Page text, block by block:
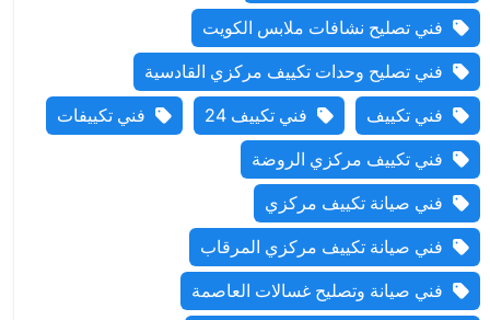
فني تصليح نشافات ملابس الكويت
فني تصليح وحدات تكييف مركزي القادسية
فني تكييف
فني تكييف 24
فني تكييفات
فني تكييف مركزي الروضة
فني صيانة تكييف مركزي
فني صيانة تكييف مركزي المرقاب
فني صيانة وتصليح غسالات العاصمة